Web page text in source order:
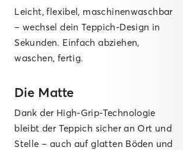
Leicht, flexibel, maschinen­waschbar
– wechsel dein Teppich-Design in
Sekunden. Einfach abziehen,
waschen, fertig.
Die Matte
Dank der High-Grip-Technologie
bleibt der Teppich sicher an Ort und
Stelle – auch auf glatten Böden und